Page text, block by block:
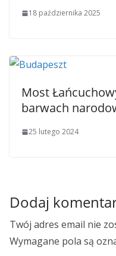
18 października 2025
Most
barwach
25 lutego 2024
Dodaj
Twój adres email nie
Wymagane pola są